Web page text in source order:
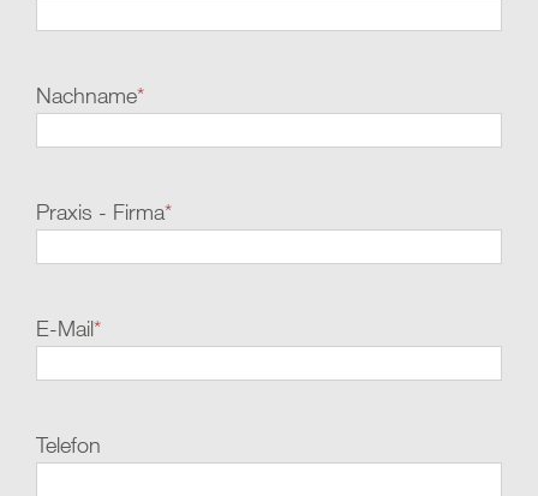
Nachname*
Praxis - Firma*
E-Mail*
Telefon